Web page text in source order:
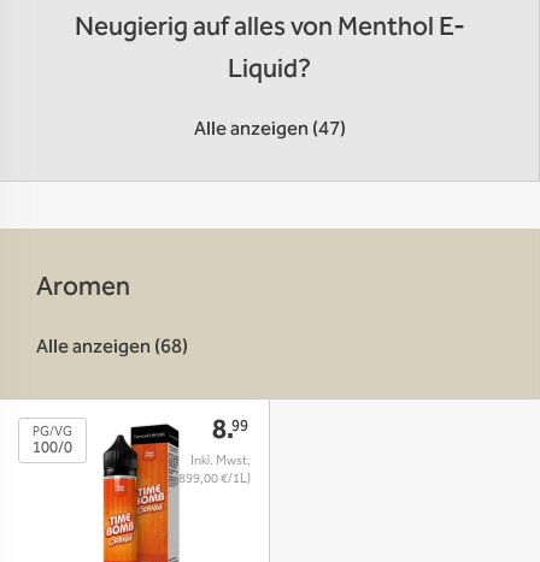
Neugierig auf alles von Menthol E-
Liquid?
Alle anzeigen (47)
Aromen
Alle anzeigen (68)
8.99
(899,00 €/1L)
PG/VG
100/0